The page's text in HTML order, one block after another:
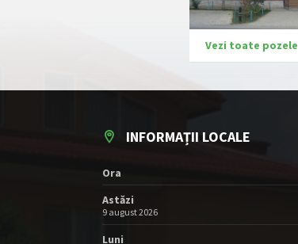
Vezi toate pozele
INFORMAȚII LOCALE
Ora
Astăzi
9 august 2026
Luni